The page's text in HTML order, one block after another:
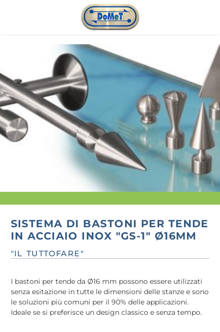
Passa al contenuto principale
SISTEMA DI BASTONI PER TENDE
IN ACCIAIO INOX "GS-1" Ø16MM
"IL TUTTOFARE"
I bastoni per tende da Ø16 mm possono essere utilizzati
senza esitazione in tutte le dimensioni delle stanze e sono
le soluzioni più comuni per il 90% delle applicazioni.
Ideale se si preferisce un design classico e senza tempo.